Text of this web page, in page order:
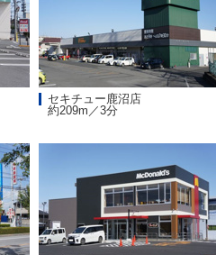
セキチュー鹿沼店
約209m／3分